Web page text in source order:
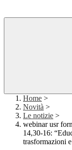
Home >
Novità >
Le notizie >
webinar usr
14,30-16:
trasformazioni